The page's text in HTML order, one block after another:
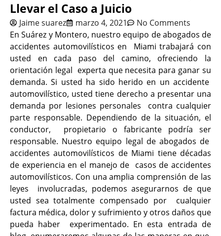
Llevar el Caso a Juicio
Jaime suarez marzo 4, 2021
No Comments
En Suárez y Montero, nuestro equipo de abogados de
accidentes automovilísticos en Miami trabajará con
usted en cada paso del camino, ofreciendo la
orientación legal experta que necesita para ganar su
demanda. Si usted ha sido herido en un accidente
automovilístico, usted tiene derecho a presentar una
demanda por lesiones personales contra cualquier
parte responsable. Dependiendo de la situación, el
conductor, propietario o fabricante podría ser
responsable. Nuestro equipo legal de abogados de
accidentes automovilísticos de Miami tiene décadas
de experiencia en el manejo de casos de accidentes
automovilísticos. Con una amplia comprensión de las
leyes involucradas, podemos asegurarnos de que
usted sea totalmente compensado por cualquier
factura médica, dolor y sufrimiento y otros daños que
pueda haber experimentado. En esta entrada de